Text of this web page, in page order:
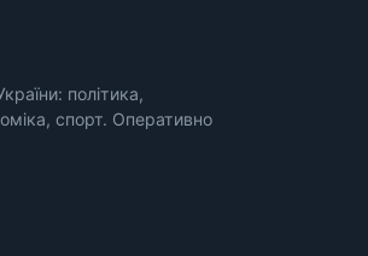
політика,
спорт. Оперативно